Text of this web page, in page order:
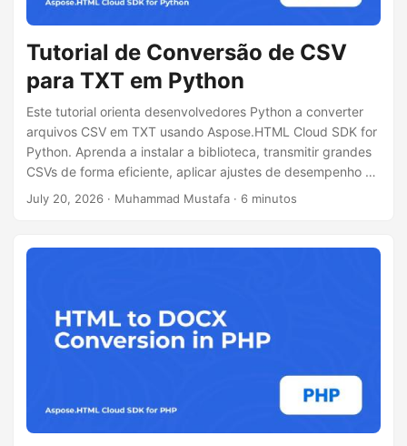
Tutorial de Conversão de CSV
para TXT em Python
Este tutorial orienta desenvolvedores Python a converter
arquivos CSV em TXT usando Aspose.HTML Cloud SDK for
Python. Aprenda a instalar a biblioteca, transmitir grandes
CSVs de forma eficiente, aplicar ajustes de desempenho de
boas práticas e executar um exemplo de código completo
July 20, 2026 · Muhammad Mustafa · 6 minutos